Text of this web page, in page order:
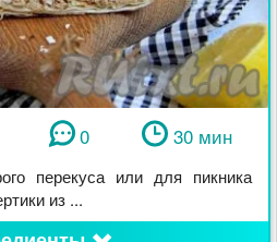
0 30 мин
перекуса или для пикника
из ...